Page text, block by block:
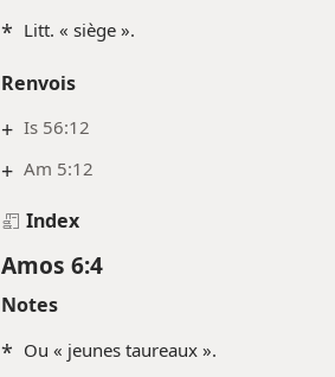
* Litt. « siège ».
Renvois
+ Is 56:12
+ Am 5:12
Index
Amos 6:4
Notes
* Ou « jeunes taureaux ».